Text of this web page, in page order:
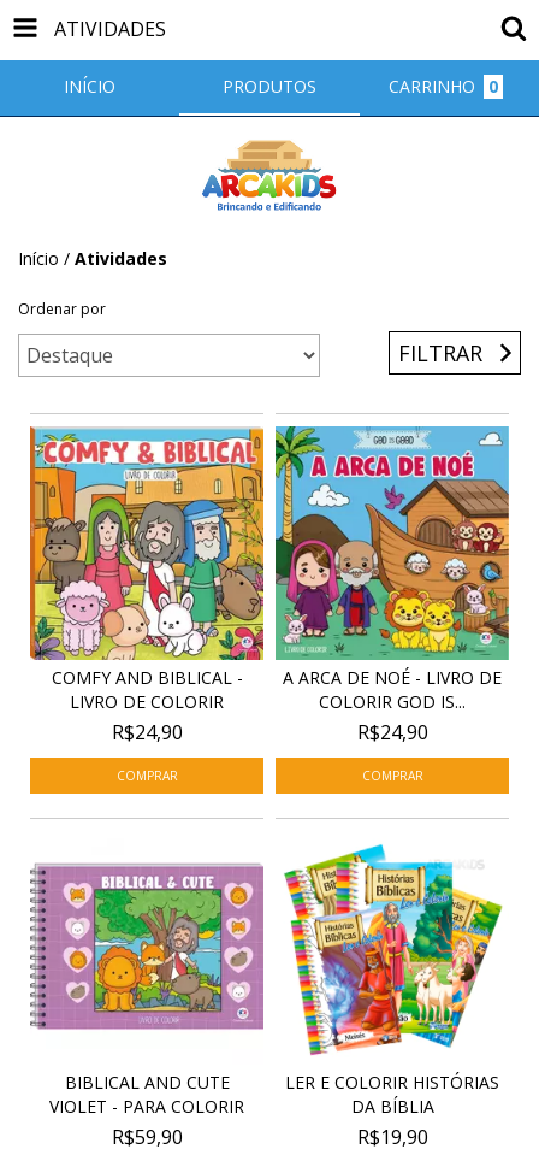
ATIVIDADES
INÍCIO PRODUTOS CARRINHO 0
Início / Atividades
Ordenar por
FILTRAR
COMFY AND BIBLICAL -
LIVRO DE COLORIR
R$24,90
A ARCA DE NOÉ - LIVRO DE
COLORIR GOD IS...
R$24,90
BIBLICAL AND CUTE
VIOLET - PARA COLORIR
R$59,90
LER E COLORIR HISTÓRIAS
DA BÍBLIA
R$19,90